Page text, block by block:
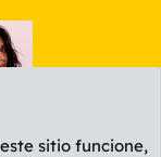
sitio funcione,